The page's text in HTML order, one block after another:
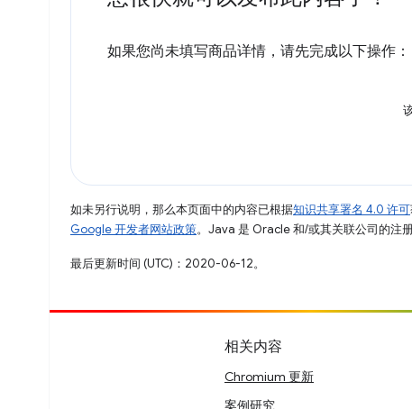
如果您尚未填写商品详情，请先完成以下操作
如未另行说明，那么本页面中的内容已根据知识共享署名 4.0 许可
Google 开发者网站政策。Java 是 Oracle 和/或其关联公司的注册
最后更新时间 (UTC)：2020-06-12。
相关内容
Chromium 更新
案例研究